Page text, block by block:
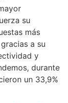
su
más
a su
y
durante
un 33,9%